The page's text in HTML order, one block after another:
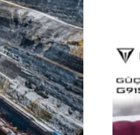
kronik
düşürecek.